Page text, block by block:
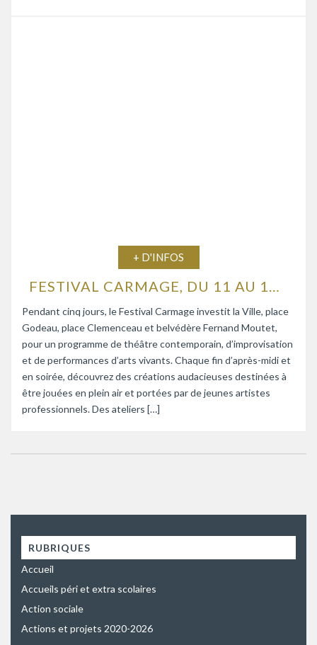
+ D'INFOS
Pendant cinq jours, le Festival Carmage investit la Ville, place
Godeau, place Clemenceau et belvédère Fernand Moutet,
pour un programme de théâtre contemporain, d’improvisation
et de performances d’arts vivants. Chaque fin d’après-midi et
en soirée, découvrez des créations audacieuses destinées à
être jouées en plein air et portées par de jeunes artistes
professionnels. Des ateliers […]
RUBRIQUES
Accueil
Accueils péri et extra scolaires
Action sociale
Actions et projets 2020-2026